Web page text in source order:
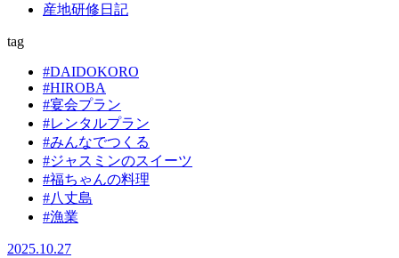
産地研修日記
tag
#DAIDOKORO
#HIROBA
#宴会プラン
#レンタルプラン
#みんなでつくる
#ジャスミンのスイーツ
#福ちゃんの料理
#八丈島
#漁業
2025.10.27